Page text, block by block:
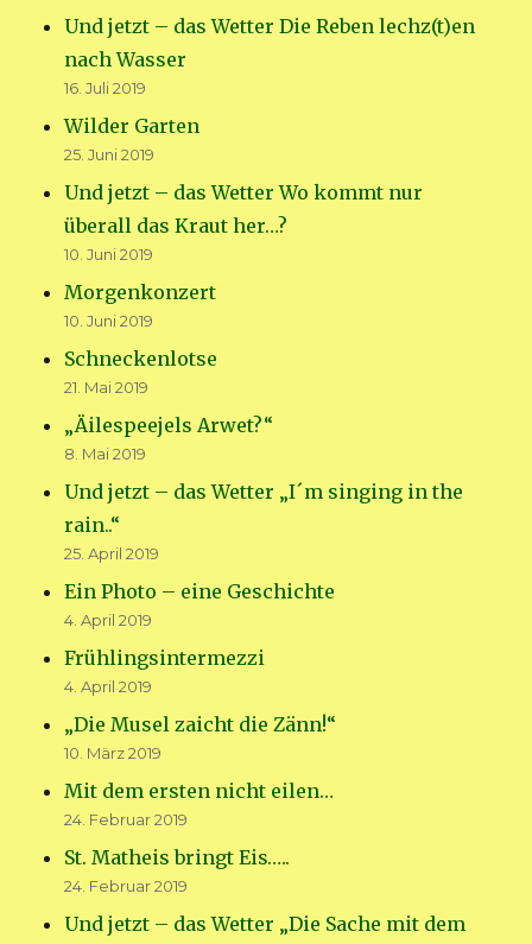
Und jetzt – das Wetter Die Reben lechz(t)en
nach Wasser
16. Juli 2019
Wilder Garten
25. Juni 2019
Und jetzt – das Wetter Wo kommt nur
überall das Kraut her…?
10. Juni 2019
Morgenkonzert
10. Juni 2019
Schneckenlotse
21. Mai 2019
„Äilespeejels Arwet?“
8. Mai 2019
Und jetzt – das Wetter „I´m singing in the
rain..“
25. April 2019
Ein Photo – eine Geschichte
4. April 2019
Frühlingsintermezzi
4. April 2019
„Die Musel zaicht die Zänn!“
10. März 2019
Mit dem ersten nicht eilen…
24. Februar 2019
St. Matheis bringt Eis…..
24. Februar 2019
Und jetzt – das Wetter „Die Sache mit dem